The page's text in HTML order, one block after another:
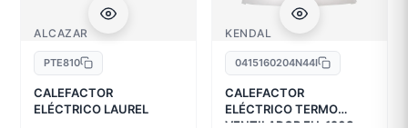
ALCAZAR
PTE810
CALEFACTOR
ELÉCTRICO LAUREL
KENDAL
0415160204N44I
CALEFACTOR
ELÉCTRICO TERMO